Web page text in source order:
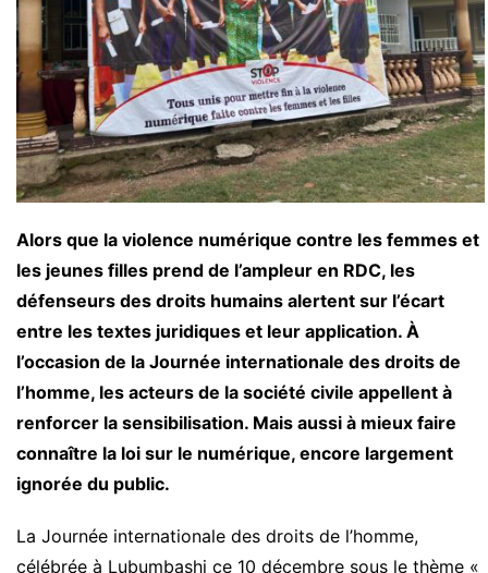
Alors que la violence numérique contre les femmes et
les jeunes filles prend de l’ampleur en RDC, les
défenseurs des droits humains alertent sur l’écart
entre les textes juridiques et leur application. À
l’occasion de la Journée internationale des droits de
l’homme, les acteurs de la société civile appellent à
renforcer la sensibilisation. Mais aussi à mieux faire
connaître la loi sur le numérique, encore largement
ignorée du public.
La Journée internationale des droits de l’homme,
célébrée à Lubumbashi ce 10 décembre sous le thème «